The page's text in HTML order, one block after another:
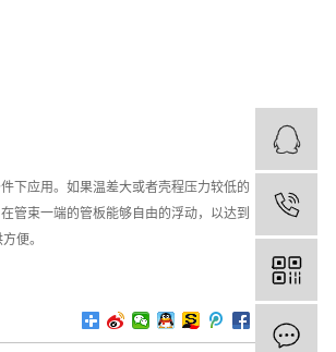
下应用。如果温差大或者壳程压力较低的
管束一端的管板能够自由的浮动，以达到
便。